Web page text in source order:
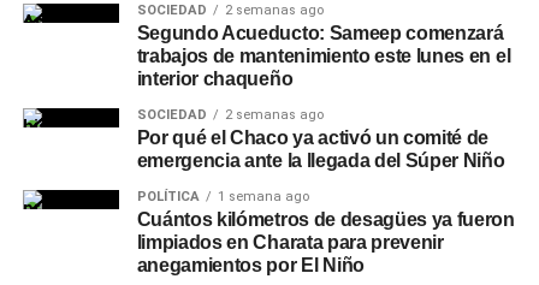
SOCIEDAD 2 semanas ago
Segundo Acueducto: Sameep comenzará
trabajos de mantenimiento este lunes en el
interior chaqueño
SOCIEDAD 2 semanas ago
Por qué el Chaco ya activó un comité de
emergencia ante la llegada del Súper Niño
POLÍTICA 1 semana ago
Cuántos kilómetros de desagües ya fueron
limpiados en Charata para prevenir
anegamientos por El Niño